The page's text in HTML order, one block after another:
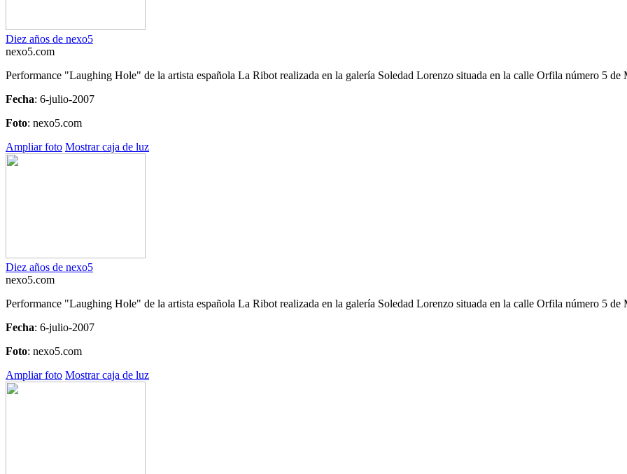
Diez años de nexo5
nexo5.com
Performance "Laughing Hole" de la artista española La Ribot realizada en la galería Soledad Lorenzo situada en la calle Orfila número 5 de
Fecha: 6-julio-2007
Foto: nexo5.com
Ampliar foto Mostrar caja de luz
Diez años de nexo5
nexo5.com
Performance "Laughing Hole" de la artista española La Ribot realizada en la galería Soledad Lorenzo situada en la calle Orfila número 5 de
Fecha: 6-julio-2007
Foto: nexo5.com
Ampliar foto Mostrar caja de luz